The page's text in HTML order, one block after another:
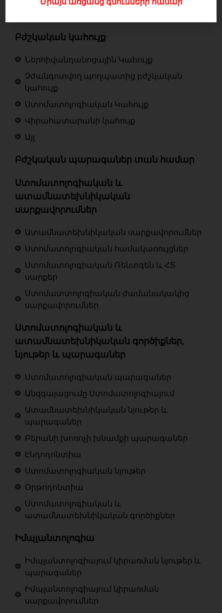
Բժշկական կահույք
Ներհիվանդանոցային Կահույք
Չժանգոտվող պողպատից բժշկական
կահույք
Ստոմատոլոգիական Կահույք
Վիրահատարանի կահույք
Այլ
Բժշկական պարագաներ տան համար
Ստոմատոլոգիական և
ատամնատեխնիկական
սարքավորումներ
Ատամնատեխնիկական սարքավորումներ
Ստոմատոլոգիական համակառռւյցներ
Ստոմատոլոգիական Ռենտգեն և ՀՏ
սարքեր
Ստոմատտոլոգիական ժամանակակից
սարքավորումներ
Ստոմատոլոգիական և
ատամնատեխնիկական գործիքներ,
նյութեր և պարագաներ
Ստոմատոլոգիական պարագաներ
Անզգայացումը Ստոմատոլոգիայում
Ատամնատեխնիկական նյութեր և
պարագաներ
Բերանի խոռոչի խնամքի պարագաներ
Էնդոդոնտիա
Ստոմատոլոգիական նյութեր
Օրթոդոնտիա
Ստոմատոլոգիական և
ատամնատեխնիկական գործիքներ
Իմպլանտոլոգիա
Իմպլանտոլոգիայում կիրառման նյութեր և
պարագաներ
Իմպլանտոլոգիայում կիրառման
սարքավորումներ